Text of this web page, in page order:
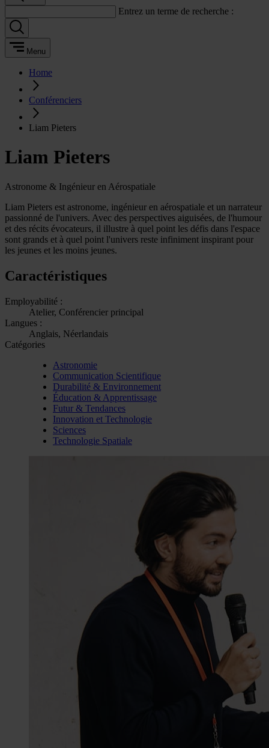
Entrez un terme de recherche :
Menu
Home
Conférenciers
Liam Pieters
Liam Pieters
Astronome & Ingénieur en Aérospatiale
Liam Pieters est astronome, ingénieur en aérospatiale et un narrateur
passionné de l'univers. Avec des perspectives aiguisées, de l'humour
et des récits évocateurs, il illustre à quel point les défis dans l'espace
sont grands et à quel point l'univers reste infiniment inspirant pour
les jeunes et les moins jeunes.
Caractéristiques
Employabilité :
Atelier, Conférencier principal
Langues :
Anglais, Néerlandais
Catégories
Astronomie
Communication Scientifique
Durabilité & Environnement
Éducation & Apprentissage
Futur & Tendances
Innovation et Technologie
Sciences
Technologie Spatiale